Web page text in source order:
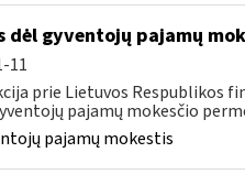
dėl gyventojų pajamų
11
prie Lietuvos Respublikos
pajamų mokesčio
pajamų mokestis